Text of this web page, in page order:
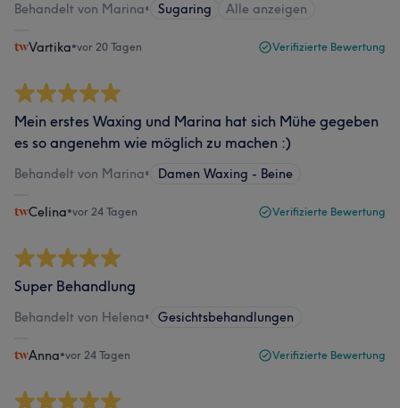
Behandelt von Marina• Sugaring Alle anzeigen
Vartika•vor 20 Tagen Verifizierte Bewertung
Mein erstes Waxing und Marina hat sich Mühe gegeben
es so angenehm wie möglich zu machen :)
Behandelt von Marina• Damen Waxing - Beine
Celina•vor 24 Tagen Verifizierte Bewertung
Super Behandlung
Behandelt von Helena• Gesichtsbehandlungen
Anna•vor 24 Tagen Verifizierte Bewertung